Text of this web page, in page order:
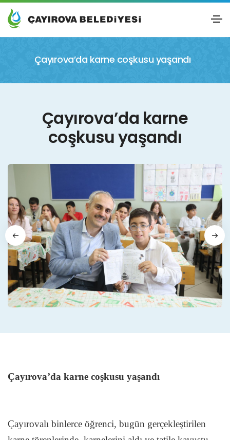
Çayırova’da karne coşkusu yaşandı
Çayırova’da karne
coşkusu yaşandı
Çayırova’da karne coşkusu yaşandı
Çayırovalı binlerce öğrenci, bugün gerçekleştirilen